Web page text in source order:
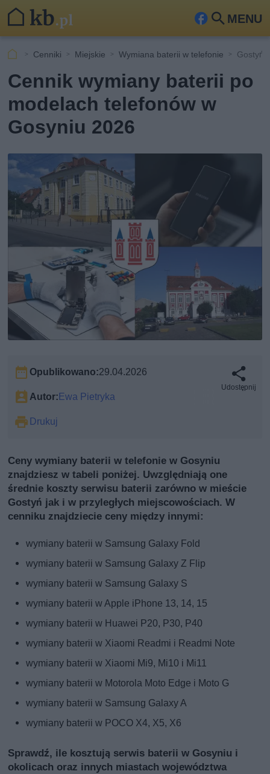
MENU
Fa
ook
Szu
kaj
Cenniki Miejskie Wymiana baterii w telefonie Gostyń
Cennik wymiany baterii po
modelach telefonów w
Gosyniu 2026
Opublikowano:29.04.2026
Autor: Ewa Pietryka
Drukuj
Udostępnij
Ceny wymiany baterii w telefonie w Gosyniu
znajdziesz w tabeli poniżej. Uwzględniają one
średnie koszty serwisu baterii zarówno w mieście
Gostyń jak i w przyległych miejscowościach. W
cenniku znajdziecie ceny między innymi:
wymiany baterii w Samsung Galaxy Fold
wymiany baterii w Samsung Galaxy Z Flip
wymiany baterii w Samsung Galaxy S
wymiany baterii w Apple iPhone 13, 14, 15
wymiany baterii w Huawei P20, P30, P40
wymiany baterii w Xiaomi Readmi i Readmi Note
wymiany baterii w Xiaomi Mi9, Mi10 i Mi11
wymiany baterii w Motorola Moto Edge i Moto G
wymiany baterii w Samsung Galaxy A
wymiany baterii w POCO X4, X5, X6
Sprawdź, ile kosztują serwis baterii w Gosyniu i
okolicach oraz innych miastach województwa